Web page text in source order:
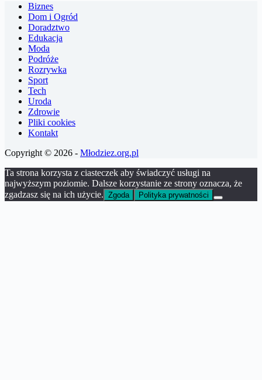
Biznes
Dom i Ogród
Doradztwo
Edukacja
Moda
Podróże
Rozrywka
Sport
Tech
Uroda
Zdrowie
Pliki cookies
Kontakt
Copyright © 2026 - Młodziez.org.pl
Ta strona korzysta z ciasteczek aby świadczyć usługi na
najwyższym poziomie. Dalsze korzystanie ze strony oznacza, że
zgadzasz się na ich użycie. Zgoda Polityka prywatności